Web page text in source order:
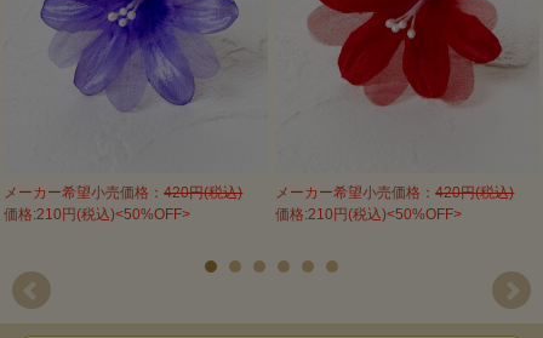
メーカー希望小売価格：420円(税込)
価格:210円(税込)<50%OFF>
メーカー希望小売価格：420円(税込)
価格:210円(税込)<50%OFF>